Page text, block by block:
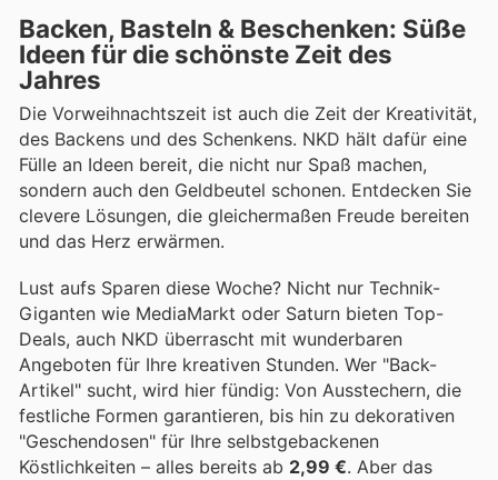
Backen, Basteln & Beschenken: Süße
Ideen für die schönste Zeit des
Jahres
Die Vorweihnachtszeit ist auch die Zeit der Kreativität,
des Backens und des Schenkens. NKD hält dafür eine
Fülle an Ideen bereit, die nicht nur Spaß machen,
sondern auch den Geldbeutel schonen. Entdecken Sie
clevere Lösungen, die gleichermaßen Freude bereiten
und das Herz erwärmen.
Lust aufs Sparen diese Woche? Nicht nur Technik-
Giganten wie MediaMarkt oder Saturn bieten Top-
Deals, auch NKD überrascht mit wunderbaren
Angeboten für Ihre kreativen Stunden. Wer "Back-
Artikel" sucht, wird hier fündig: Von Ausstechern, die
festliche Formen garantieren, bis hin zu dekorativen
"Geschendosen" für Ihre selbstgebackenen
Köstlichkeiten – alles bereits ab 2,99 €. Aber das